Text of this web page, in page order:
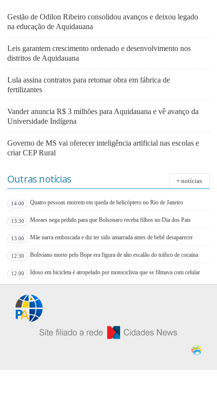
Gestão de Odilon Ribeiro consolidou avanços e deixou legado
na educação de Aquidauana
Leis garantem crescimento ordenado e desenvolvimento nos
distritos de Aquidauana
Lula assina contratos para retomar obra em fábrica de
fertilizantes
Vander anuncia R$ 3 milhões para Aquidauana e vê avanço da
Universidade Indígena
Governo de MS vai oferecer inteligência artificial nas escolas e
criar CEP Rural
Outras notícias + notícias
14:00 Quatro pessoas morrem em queda de helicóptero no Rio de Janeiro
13:30 Moraes nega pedido para que Bolsonaro receba filhos no Dia dos Pais
13:00 Mãe narra emboscada e diz ter sido amarrada antes de bebê desaparecer
12:30 Boliviano morto pelo Bope era figura de alto escalão do tráfico de cocaína
12:00 Idoso em bicicleta é atropelado por motociclista que se filmava com celular